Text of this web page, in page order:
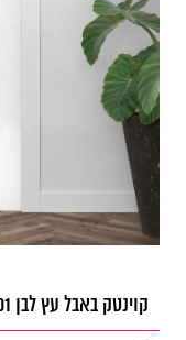
קוינטק באבל עץ לבן IT601